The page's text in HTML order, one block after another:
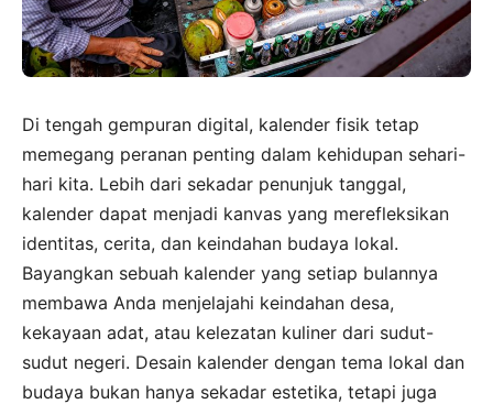
Di tengah gempuran digital, kalender fisik tetap
memegang peranan penting dalam kehidupan sehari-
hari kita. Lebih dari sekadar penunjuk tanggal,
kalender dapat menjadi kanvas yang merefleksikan
identitas, cerita, dan keindahan budaya lokal.
Bayangkan sebuah kalender yang setiap bulannya
membawa Anda menjelajahi keindahan desa,
kekayaan adat, atau kelezatan kuliner dari sudut-
sudut negeri. Desain kalender dengan tema lokal dan
budaya bukan hanya sekadar estetika, tetapi juga